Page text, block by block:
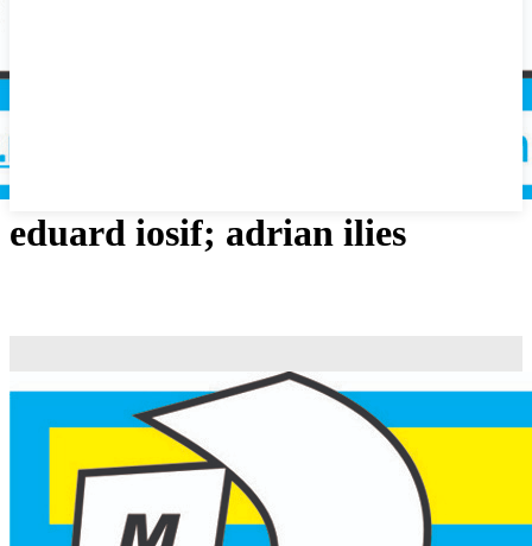
eduard iosif; adrian ilies